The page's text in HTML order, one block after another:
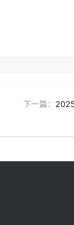
下一篇：